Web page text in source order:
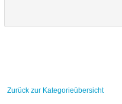
Zurück zur Kategorieübersicht